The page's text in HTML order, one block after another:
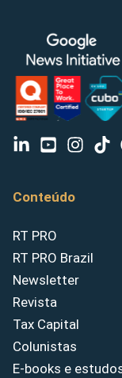
Conteúdo
RT PRO
RT PRO Brazil
Newsletter
Revista
Tax Capital
Colunistas
E-books e